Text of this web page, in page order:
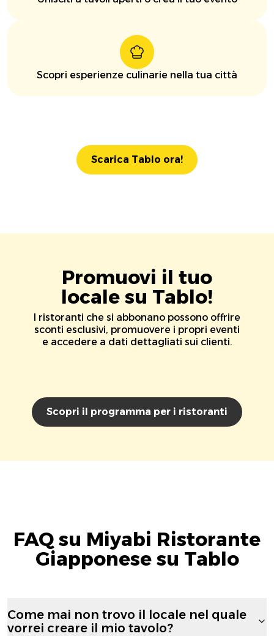
Scopri esperienze culinarie nella tua città
Scarica Tablo ora!
Promuovi il tuo
locale su Tablo!
I ristoranti che si abbonano possono offrire
sconti esclusivi, promuovere i propri eventi
e accedere a dati dettagliati sui clienti.
Scopri il programma per i ristoranti
FAQ su Miyabi Ristorante
Giapponese su Tablo
Come mai non trovo il locale nel quale
vorrei creare il mio tavolo?